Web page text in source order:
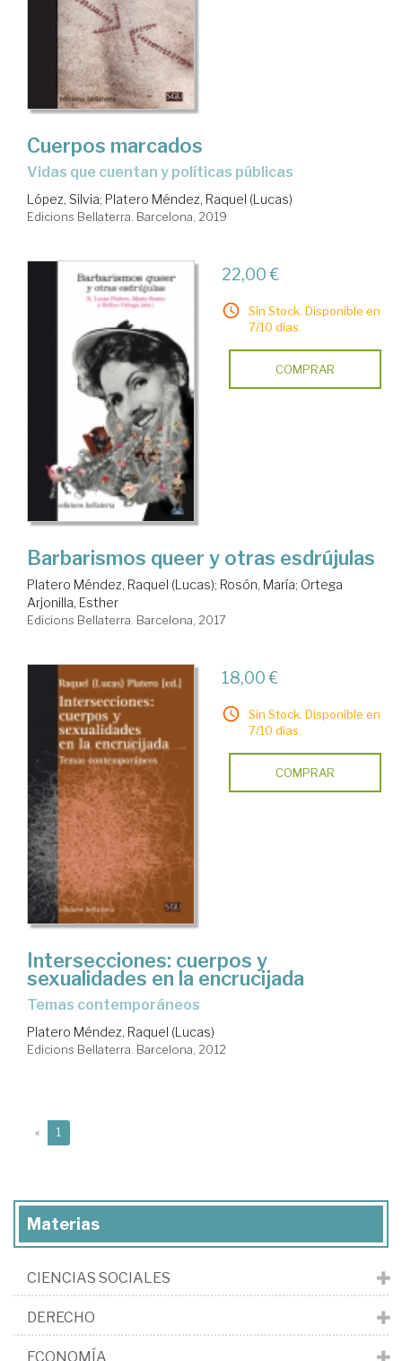
Cuerpos marcados
vidas que cuentan y políticas públicas
López, Silvia; Platero Méndez, Raquel (Lucas)
Edicions Bellaterra. Barcelona, 2019
22,00 €
Sin Stock. Disponible en
7/10 días.
COMPRAR
Barbarismos queer y otras esdrújulas
Platero Méndez, Raquel (Lucas); Rosón, María; Ortega
Arjonilla, Esther
Edicions Bellaterra. Barcelona, 2017
18,00 €
Sin Stock. Disponible en
7/10 días.
COMPRAR
Intersecciones: cuerpos y
sexualidades en la encrucijada
temas contemporáneos
Platero Méndez, Raquel (Lucas)
Edicions Bellaterra. Barcelona, 2012
« 1
Materias
CIENCIAS SOCIALES
DERECHO
ECONOMÍA